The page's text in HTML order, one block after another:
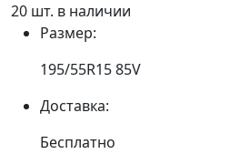
20 шт. в наличии
Размер:
195/55R15 85V
Доставка:
Бесплатно